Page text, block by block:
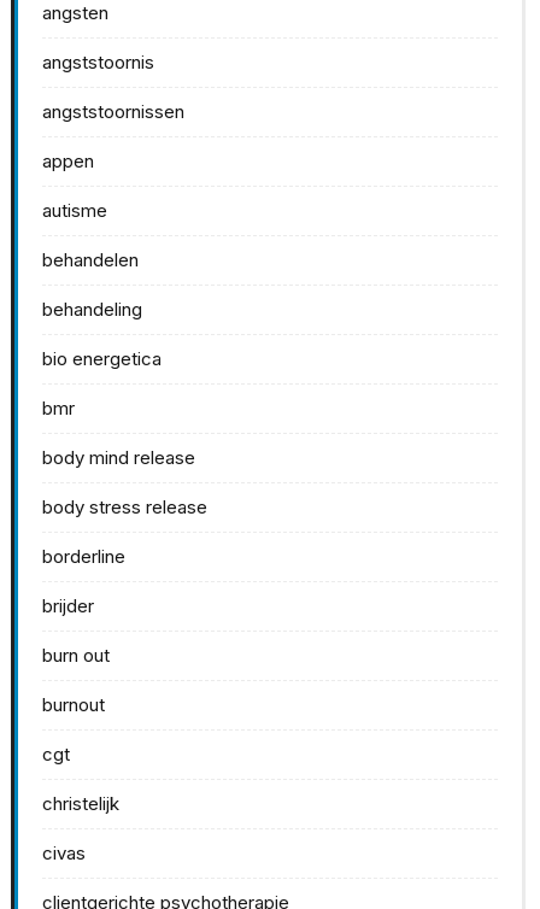
angsten
angststoornis
angststoornissen
appen
autisme
behandelen
behandeling
bio energetica
bmr
body mind release
body stress release
borderline
brijder
burn out
burnout
cgt
christelijk
civas
clientgerichte psychotherapie